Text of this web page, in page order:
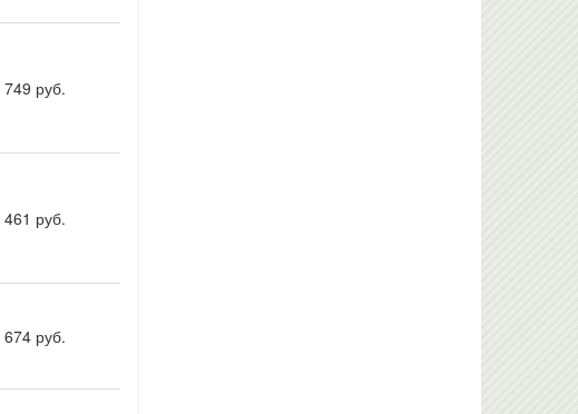
749 руб.
461 руб.
674 руб.